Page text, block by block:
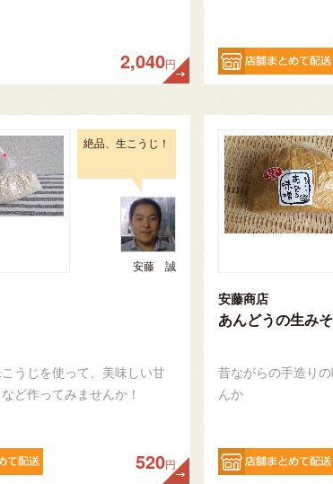
2,040円
絶品、生こうじ！
安藤 誠
うじを使って、美味しい甘
ど作ってみませんか！
520円
安藤商店
あんどうの生み
昔ながらの手造り
んか